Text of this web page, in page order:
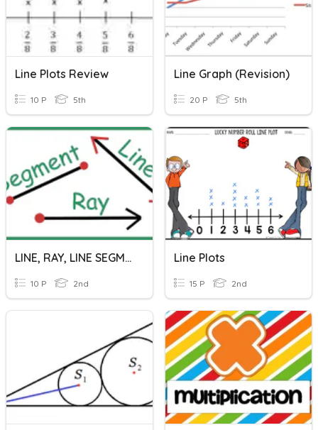
Line Plots Review
10 P 5th
Line Graph (Revision)
20 P 5th
LINE, RAY, LINE SEGMENT
10 P 2nd
Line Plots
15 P 2nd